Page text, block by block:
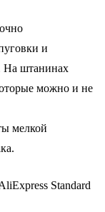
и
На штанинах
можно и не
мелкой
Standard